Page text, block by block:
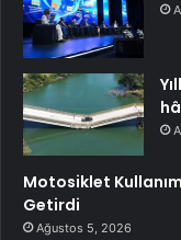
Motosiklet
Getirdi
Ağustos 5, 2026